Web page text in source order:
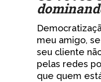
meu amigo,
seu cliente
pelas redes
que quem